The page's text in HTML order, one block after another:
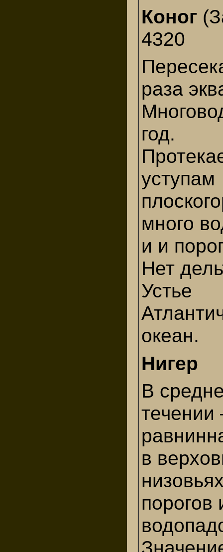
Коног
4320
раза
год.
уступам
много
и и
Нет
Устье
океан.
Нигер
В
течении
в
порогов